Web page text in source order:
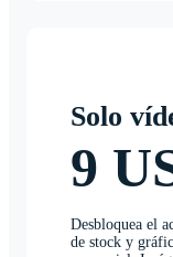
Solo
9
Desbloquea el
de stock y